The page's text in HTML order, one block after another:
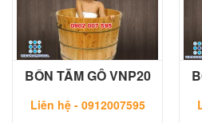
BỒN TẮM GỖ VNP20
Liên hệ - 0912007595